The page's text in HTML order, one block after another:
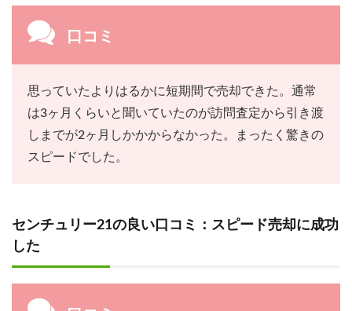
口コミ
思っていたよりはるかに短期間で売却できた。通常
は3ヶ月くらいと聞いていたのが訪問査定から引き渡
しまでが2ヶ月しかかからなかった。まったく驚きの
スピードでした。
センチュリー21の良い口コミ：スピード売却に成功
した